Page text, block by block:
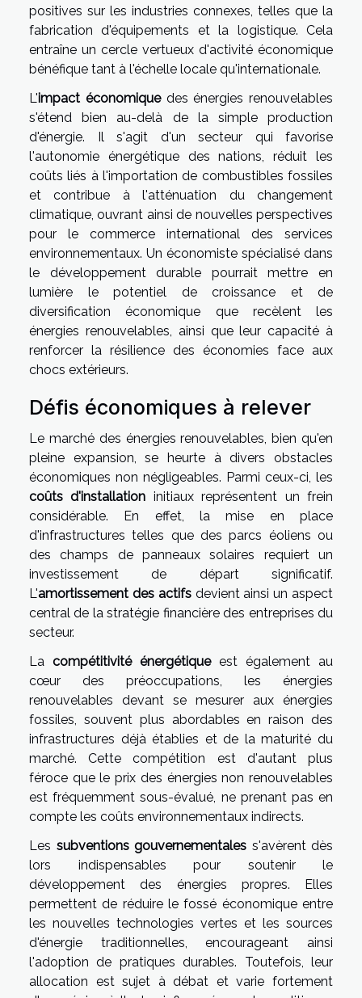
positives sur les industries connexes, telles que la
fabrication d'équipements et la logistique. Cela
entraîne un cercle vertueux d'activité économique
bénéfique tant à l'échelle locale qu'internationale.
L'impact économiquedes énergies renouvelables
s'étend bien au-delà de la simple production
d'énergie. Il s'agit d'un secteur qui favorise
l'autonomie énergétique des nations, réduit les
coûts liés à l'importation de combustibles fossiles
et contribue à l'atténuation du changement
climatique, ouvrant ainsi de nouvelles perspectives
pour le commerce international des services
environnementaux. Un économiste spécialisé dans
le développement durable pourrait mettre en
lumière le potentiel de croissance et de
diversification économique que recèlent les
énergies renouvelables, ainsi que leur capacité à
renforcer la résilience des économies face aux
chocs extérieurs.
Défis économiques à relever
Le marché des énergies renouvelables, bien qu'en
pleine expansion, se heurte à divers obstacles
économiques non négligeables. Parmi ceux-ci, les
coûts d'installation initiaux représentent un frein
considérable. En effet, la mise en place
d'infrastructures telles que des parcs éoliens ou
des champs de panneaux solaires requiert un
investissement de départ significatif.
L'amortissement des actifsdevient ainsi un aspect
central de la stratégie financière des entreprises du
secteur.
La compétitivité énergétiqueest également au
cœur des préoccupations, les énergies
renouvelables devant se mesurer aux énergies
fossiles, souvent plus abordables en raison des
infrastructures déjà établies et de la maturité du
marché. Cette compétition est d'autant plus
féroce que le prix des énergies non renouvelables
est fréquemment sous-évalué, ne prenant pas en
compte les coûts environnementaux indirects.
Les subventions gouvernementales s'avèrent dès
lors indispensables pour soutenir le
développement des énergies propres. Elles
permettent de réduire le fossé économique entre
les nouvelles technologies vertes et les sources
d'énergie traditionnelles, encourageant ainsi
l'adoption de pratiques durables. Toutefois, leur
allocation est sujet à débat et varie fortement